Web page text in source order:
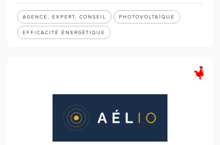
AGENCE, EXPERT, CONSEIL PHOTOVOLTAÏQUE
EFFICACITÉ ÉNERGÉTIQUE